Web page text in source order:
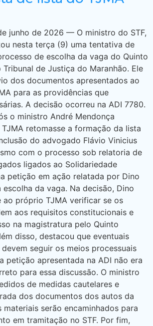
junho de 2026 — O ministro do STF,
nesta terça (9) uma tentativa de
de escolha da vaga do Quinto
de Justiça do Maranhão. Ele
dos documentos apresentados ao
para as providências que
A decisão ocorreu na ADI 7780.
o ministro André Mendonça
retomasse a formação da lista
do advogado Flávio Vinicius
com o processo sob relatoria de
ligados ao Solidariedade
petição em ação relatada por Dino
escolha da vaga. Na decisão, Dino
ao próprio TJMA verificar se os
aos requisitos constitucionais e
na magistratura pelo Quinto
disso, destacou que eventuais
seguir os meios processuais
petição apresentada na ADI não era
para essa discussão. O ministro
de medidas cautelares e
dos documentos dos autos da
materiais serão encaminhados para
em tramitação no STF. Por fim,